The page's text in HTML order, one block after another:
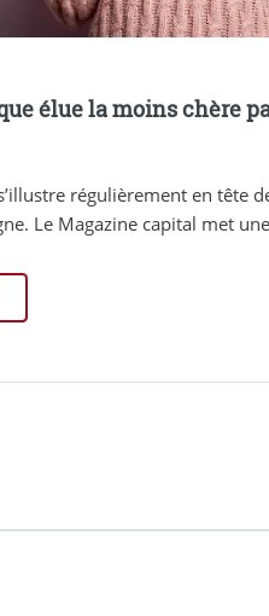
élue la moins chère
régulièrement en tête
Le Magazine capital met